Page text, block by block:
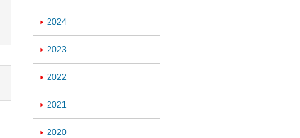
 2024
 2023
 2022
 2021
 2020